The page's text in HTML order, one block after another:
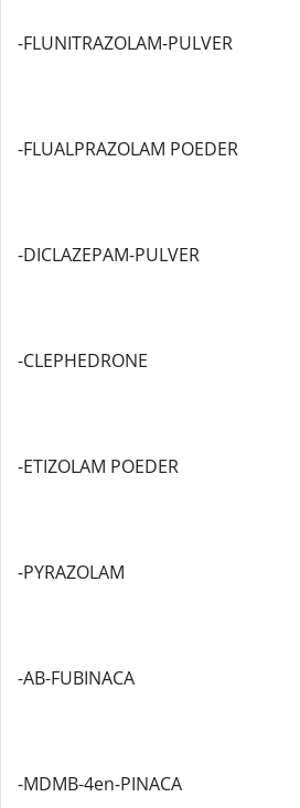
-FLUNITRAZOLAM-PULVER
-FLUALPRAZOLAM POEDER
-DICLAZEPAM-PULVER
-CLEPHEDRONE
-ETIZOLAM POEDER
-PYRAZOLAM
-AB-FUBINACA
-MDMB-4en-PINACA